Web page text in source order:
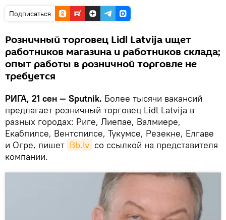
Подписаться
Розничный торговец Lidl Latvija ищет
работников магазина и работников склада;
опыт работы в розничной торговле не
требуется
РИГА, 21 сен — Sputnik. Более тысячи вакансий
предлагает розничный торговец Lidl Latvija в
разных городах: Риге, Лиепае, Валмиере,
Екабпилсе, Вентспилсе, Тукумсе, Резекне, Елгаве
и Огре, пишет Bb.lv со ссылкой на представителя
компании.